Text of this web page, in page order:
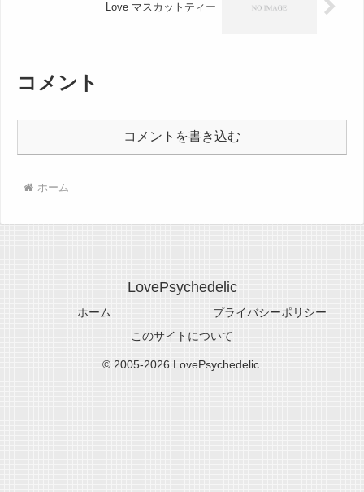
Love マスカットティー
コメント
コメントを書き込む
ホーム
LovePsychedelic
ホーム
プライバシーポリシー
このサイトについて
© 2005-2026 LovePsychedelic.